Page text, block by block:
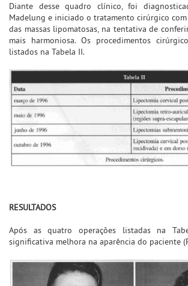
Diante desse quadro clínico, foi
Madelung e iniciado o tratamento cirúrgico com
das massas lipomatosas, na tentativa de
mais harmoniosa. Os procedimentos
listados na Tabela II.
RESULTADOS
Após as quatro operações listadas na
significativa melhora na aparência do paciente